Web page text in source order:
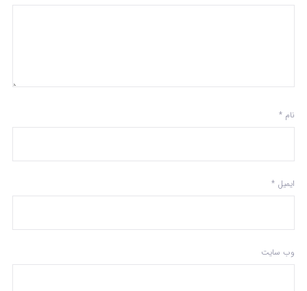
نام *
ایمیل *
وب‌ سایت